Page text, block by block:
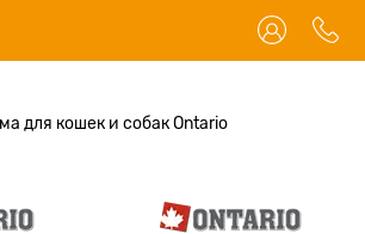
для кошек и собак Ontario